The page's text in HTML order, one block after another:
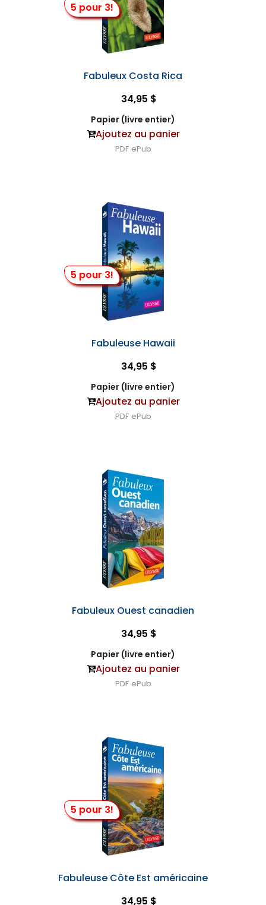
5 pour 3!
Fabuleux Costa Rica
34,95 $
Papier (livre entier)
Ajoutez au panier
PDF ePub
5 pour 3!
Fabuleuse Hawaii
34,95 $
Papier (livre entier)
Ajoutez au panier
PDF ePub
Fabuleux Ouest canadien
34,95 $
Papier (livre entier)
Ajoutez au panier
PDF ePub
5 pour 3!
Fabuleuse Côte Est américaine
34,95 $